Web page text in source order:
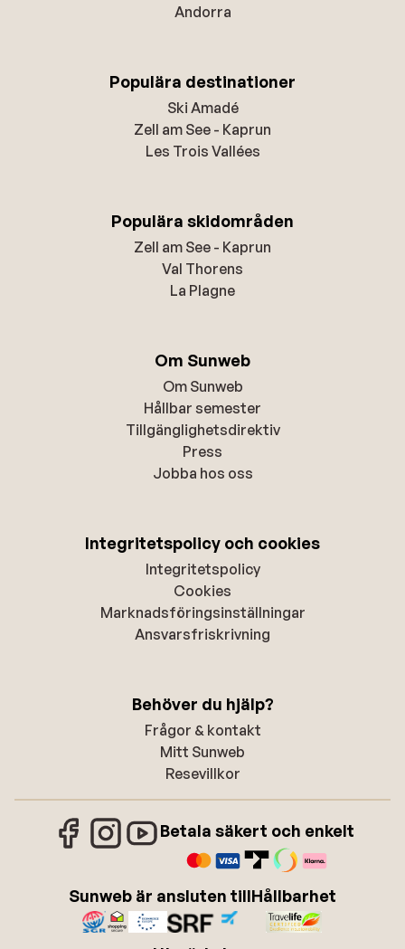
Andorra
Populära destinationer
Ski Amadé
Zell am See - Kaprun
Les Trois Vallées
Populära skidområden
Zell am See - Kaprun
Val Thorens
La Plagne
Om Sunweb
Om Sunweb
Hållbar semester
Tillgänglighetsdirektiv
Press
Jobba hos oss
Integritetspolicy och cookies
Integritetspolicy
Cookies
Marknadsföringsinställningar
Ansvarsfriskrivning
Behöver du hjälp?
Frågor & kontakt
Mitt Sunweb
Resevillkor
Betala säkert och enkelt
Sunweb är ansluten tillHållbarhet